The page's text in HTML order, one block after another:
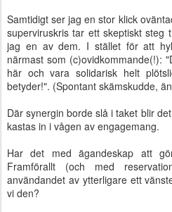
Samtidigt ser jag en stor klick
superviruskris tar ett skeptiskt steg
jag en av dem. I stället för att
närmast som (c)ovidkommande(!):
här och vara solidarisk helt
betyder!". (Spontant skämskudde,
Där synergin borde slå i taket blir
kastas in i vågen av engagemang.
Har det med ägandeskap att
Framförallt (och med
användandet av ytterligare ett
vi den?